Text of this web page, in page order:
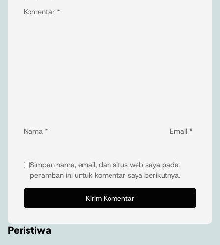
Komentar *
Nama * Email *
Simpan nama, email, dan situs web saya pada
peramban ini untuk komentar saya berikutnya.
Peristiwa